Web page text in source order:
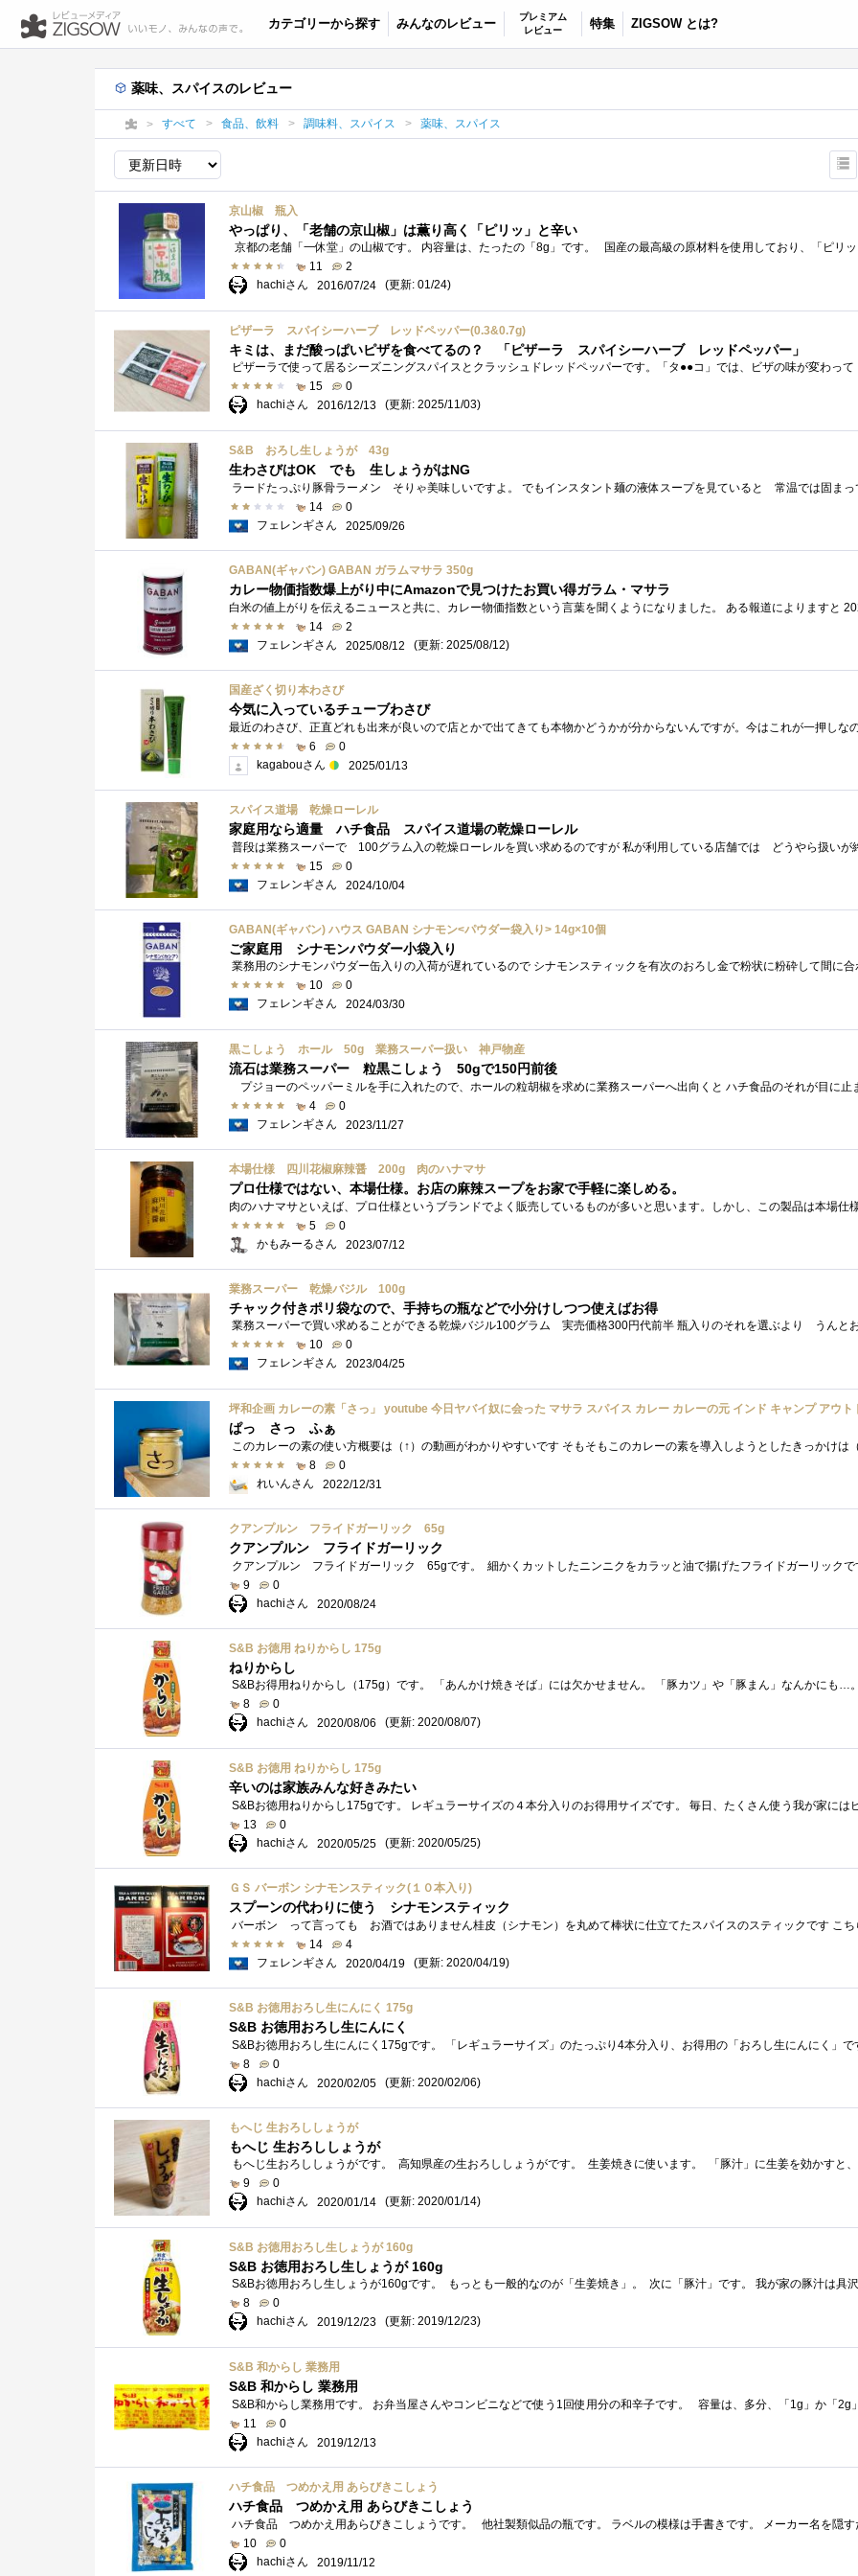
カテゴリーから探す みんなのレビュー
プレミアム
レビュー
特集 ZIGSOW とは?
薬味、スパイスのレビュー
すべて 食品、飲料 調味料、スパイス 薬味、スパイス
京山椒 瓶入
やっぱり、「老舗の京山椒」は薫り高く「ピリッ」と辛い
11
2
hachiさん
2016/07/24 (更新: 01/24)
ピザーラ スパイシーハーブ レッドペッパー(0.3&0.7g)
キミは、まだ酸っぱいピザを食べてるの？ 「ピザーラ スパイシーハーブ レッドペッパー」
15
0
hachiさん
2016/12/13 (更新: 2025/11/03)
S&B おろし生しょうが 43g
生わさびはOK でも 生しょうがはNG
14
0
フェレンギさん
2025/09/26
GABAN(ギャバン) GABAN ガラムマサラ 350g
カレー物価指数爆上がり中にAmazonで見つけたお買い得ガラム・マサラ
14
2
フェレンギさん
2025/08/12 (更新: 2025/08/12)
国産ざく切り本わさび
今気に入っているチューブわさび
6
0
kagabouさん
2025/01/13
スパイス道場 乾燥ローレル
家庭用なら適量 ハチ食品 スパイス道場の乾燥ローレル
15
0
フェレンギさん
2024/10/04
GABAN(ギャバン) ハウス GABAN シナモン<パウダー袋入り> 14g×10個
ご家庭用 シナモンパウダー小袋入り
10
0
フェレンギさん
2024/03/30
黒こしょう ホール 50g 業務スーパー扱い 神戸物産
流石は業務スーパー 粒黒こしょう 50gで150円前後
4
0
フェレンギさん
2023/11/27
本場仕様 四川花椒麻辣醤 200g 肉のハナマサ
プロ仕様ではない、本場仕様。お店の麻辣スープをお家で手軽に楽しめる。
5
0
かもみーるさん
2023/07/12
業務スーパー 乾燥バジル 100g
チャック付きポリ袋なので、手持ちの瓶などで小分けしつつ使えばお得
10
0
フェレンギさん
2023/04/25
ぱっ さっ ふぁ
8
0
れいんさん
2022/12/31
クアンプルン フライドガーリック 65g
クアンプルン フライドガーリック
9
0
hachiさん
2020/08/24
S&B お徳用 ねりからし 175g
ねりからし
8
0
hachiさん
2020/08/06 (更新: 2020/08/07)
S&B お徳用 ねりからし 175g
辛いのは家族みんな好きみたい
13
0
hachiさん
2020/05/25 (更新: 2020/05/25)
ＧＳ バーボン シナモンスティック(１０本入り)
スプーンの代わりに使う シナモンスティック
14
4
フェレンギさん
2020/04/19 (更新: 2020/04/19)
S&B お徳用おろし生にんにく 175g
S&B お徳用おろし生にんにく
8
0
hachiさん
2020/02/05 (更新: 2020/02/06)
もへじ 生おろししょうが
もへじ 生おろししょうが
9
0
hachiさん
2020/01/14 (更新: 2020/01/14)
S&B お徳用おろし生しょうが 160g
S&B お徳用おろし生しょうが 160g
8
0
hachiさん
2019/12/23 (更新: 2019/12/23)
S&B 和からし 業務用
S&B 和からし 業務用
11
0
hachiさん
2019/12/13
ハチ食品 つめかえ用 あらびきこしょう
ハチ食品 つめかえ用 あらびきこしょう
10
0
hachiさん
2019/11/12